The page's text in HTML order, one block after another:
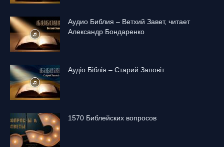
Аудио Библия – Ветхий Завет, читает
Александр Бондаренко
Аудіо Біблія – Старий Заповіт
1570 Библейских вопросов